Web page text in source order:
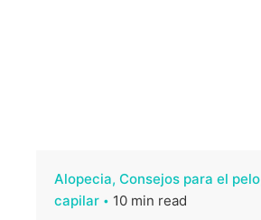
Alopecia Consejos para el pelo
capilar
10 min read